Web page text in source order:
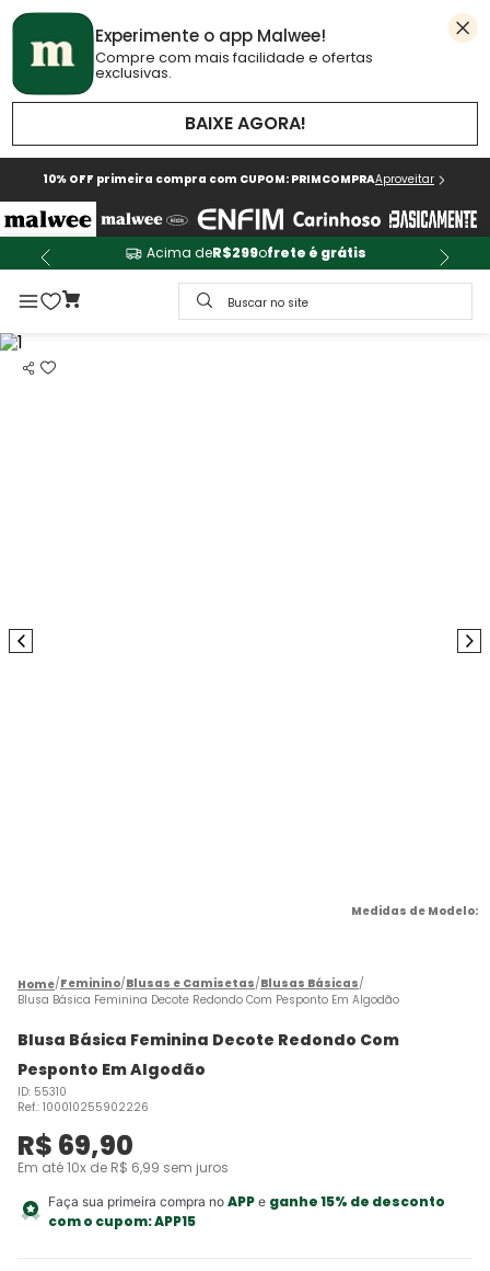
Experimente o app Malwee!
Compre com mais facilidade e ofertas
exclusivas.
BAIXE AGORA!
10% OFF primeira compra com CUPOM: PRIMCOMPRAAproveitar
Acima deR$299ofrete é grátis
Buscar no site
Feminino Blusas e Camisetas Blusas Básicas
Blusa Básica Feminina Decote Redondo Com Pesponto Em Algodão
Blusa Básica Feminina Decote Redondo Com
Pesponto Em Algodão
ID: 55310
Ref.: 100010255902226
R$ 69,90
Em até10x de R$ 6,99 sem juros
Faça sua primeira compra no APPe ganhe 15% de desconto
com o cupom:APP15